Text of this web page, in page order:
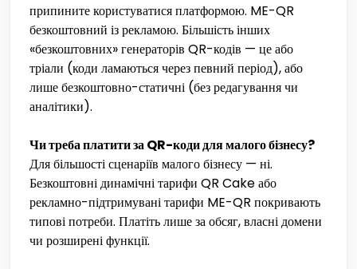
припините користуватися платформою. ME-QR
безкоштовний із рекламою. Більшість інших
«безкоштовних» генераторів QR-кодів — це або
тріали (коди ламаються через певний період), або
лише безкоштовно-статичні (без редагування чи
аналітики).
Чи треба платити за QR-коди для малого бізнесу?
Для більшості сценаріїв малого бізнесу — ні.
Безкоштовні динамічні тарифи QR Cake або
рекламно-підтримувані тарифи ME-QR покривають
типові потреби. Платіть лише за обсяг, власні домени
чи розширені функції.